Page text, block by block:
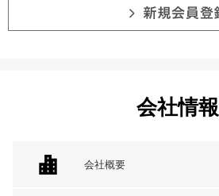
会社情報
会社概要